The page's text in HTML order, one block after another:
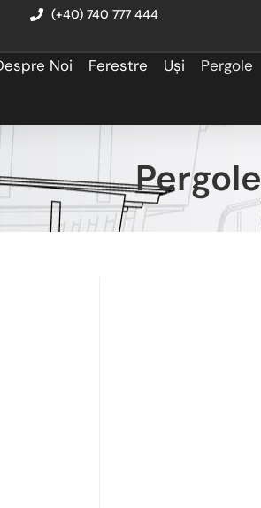
(+40) 740 777 444
Noi Ferestre Uși Pergole
Pergole